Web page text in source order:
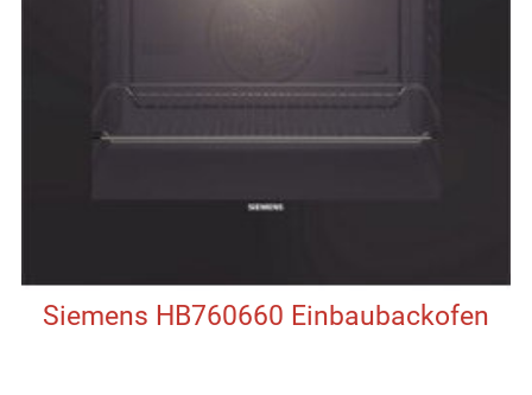
Siemens HB760660 Einbaubackofen